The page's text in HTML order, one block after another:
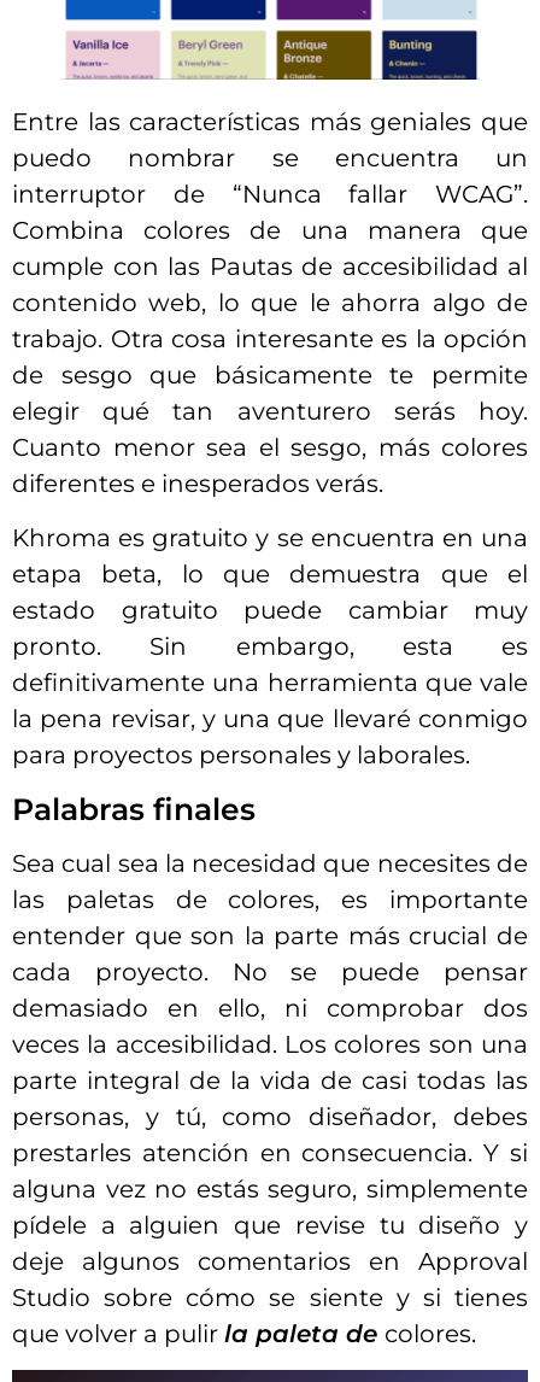
Entre las características más geniales que
puedo nombrar se encuentra un
interruptor de “Nunca fallar WCAG”.
Combina colores de una manera que
cumple con las Pautas de accesibilidad al
contenido web, lo que le ahorra algo de
trabajo. Otra cosa interesante es la opción
de sesgo que básicamente te permite
elegir qué tan aventurero serás hoy.
Cuanto menor sea el sesgo, más colores
diferentes e inesperados verás.
Khroma es gratuito y se encuentra en una
etapa beta, lo que demuestra que el
estado gratuito puede cambiar muy
pronto. Sin embargo, esta es
definitivamente una herramienta que vale
la pena revisar, y una que llevaré conmigo
para proyectos personales y laborales.
Palabras finales
Sea cual sea la necesidad que necesites de
las paletas de colores, es importante
entender que son la parte más crucial de
cada proyecto. No se puede pensar
demasiado en ello, ni comprobar dos
veces la accesibilidad. Los colores son una
parte integral de la vida de casi todas las
personas, y tú, como diseñador, debes
prestarles atención en consecuencia. Y si
alguna vez no estás seguro, simplemente
pídele a alguien que revise tu diseño y
deje algunos comentarios en Approval
Studio sobre cómo se siente y si tienes
que volver a pulir la paleta de colores.